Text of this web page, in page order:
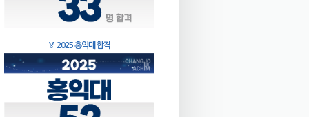
🏅 2025 홍익대 합격